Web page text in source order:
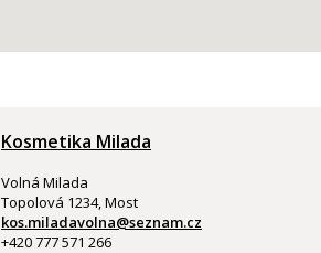
Kosmetika Milada
Volná Milada
Topolová 1234, Most
kos.miladavolna@seznam.cz
+420 777 571 266